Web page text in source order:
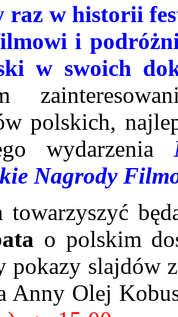
raz w historii
i
w swoich
polskich,
wydarzenia
Nagrody
towarzyszyć
o polskim
pokazy slajdów
Anny Olej